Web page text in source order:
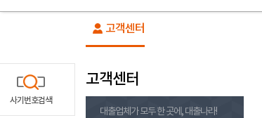
고객센터
고객센터
대출업체가 모두 한 곳에, 대출나라!
사기번호검색